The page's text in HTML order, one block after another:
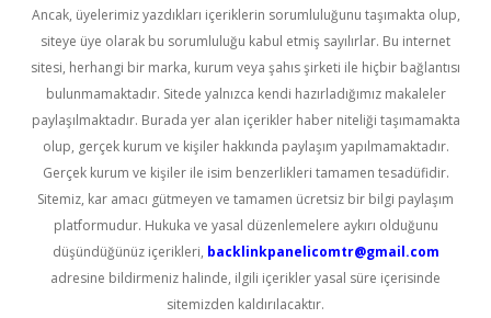
Ancak, üyelerimiz yazdıkları içeriklerin sorumluluğunu taşımakta olup,
siteye üye olarak bu sorumluluğu kabul etmiş sayılırlar. Bu internet
sitesi, herhangi bir marka, kurum veya şahıs şirketi ile hiçbir bağlantısı
bulunmamaktadır. Sitede yalnızca kendi hazırladığımız makaleler
paylaşılmaktadır. Burada yer alan içerikler haber niteliği taşımamakta
olup, gerçek kurum ve kişiler hakkında paylaşım yapılmamaktadır.
Gerçek kurum ve kişiler ile isim benzerlikleri tamamen tesadüfidir.
Sitemiz, kar amacı gütmeyen ve tamamen ücretsiz bir bilgi paylaşım
platformudur. Hukuka ve yasal düzenlemelere aykırı olduğunu
düşündüğünüz içerikleri, backlinkpanelicomtr@gmail.com
adresine bildirmeniz halinde, ilgili içerikler yasal süre içerisinde
sitemizden kaldırılacaktır.